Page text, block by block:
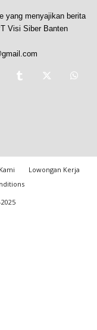
yang menyajikan berita
Visi Siber Banten
Lowongan Kerja